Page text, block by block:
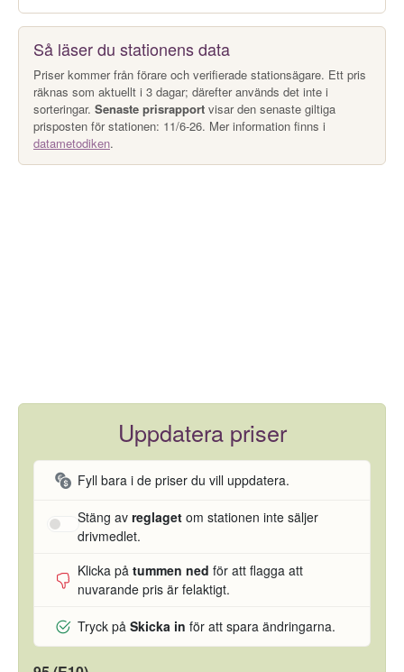
Så läser du stationens data
Priser kommer från förare och verifierade stationsägare. Ett pris
räknas som aktuellt i 3 dagar; därefter används det inte i
sorteringar. Senaste prisrapport visar den senaste giltiga
prisposten för stationen: 11/6-26. Mer information finns i
datametodiken.
Uppdatera priser
Fyll bara i de priser du vill uppdatera.
Stäng av reglaget om stationen inte säljer
drivmedlet.
Klicka på tummen ned för att flagga att
nuvarande pris är felaktigt.
Tryck på Skicka in för att spara ändringarna.